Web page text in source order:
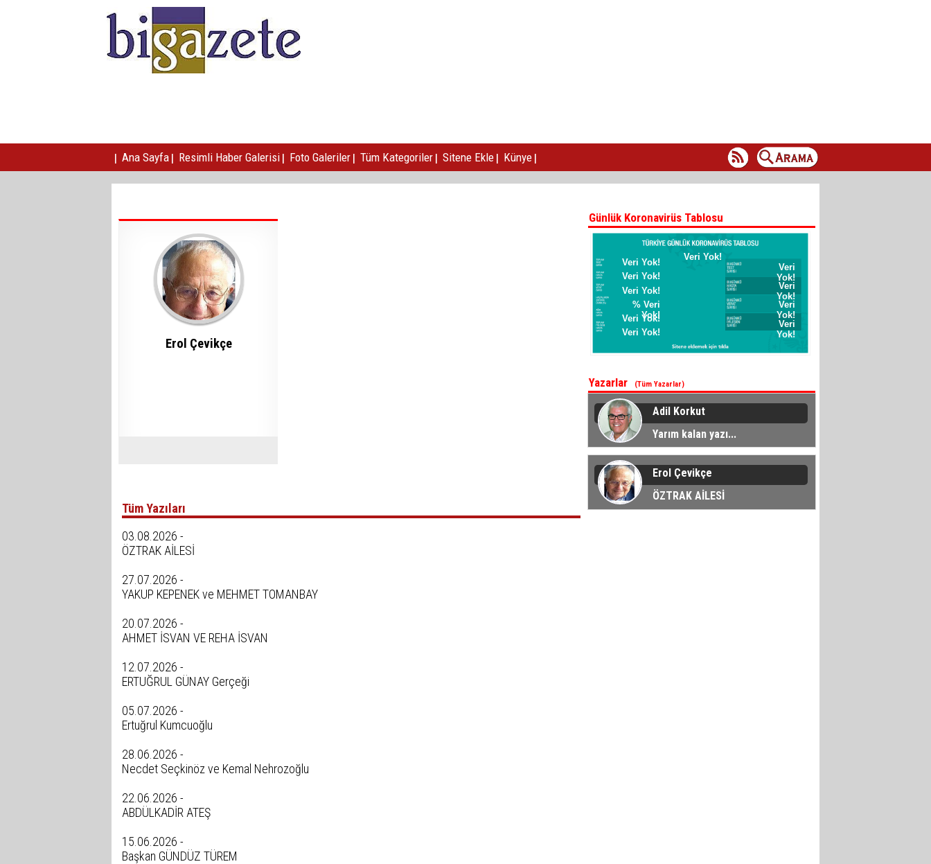
| Ana Sayfa | Resimli Haber Galerisi | Foto Galeriler | Tüm Kategoriler | Sitene Ekle | Künye |
Erol Çevikçe
Tüm Yazıları
03.08.2026 -
ÖZTRAK AİLESİ
27.07.2026 -
YAKUP KEPENEK ve MEHMET TOMANBAY
20.07.2026 -
AHMET İSVAN VE REHA İSVAN
12.07.2026 -
ERTUĞRUL GÜNAY Gerçeği
05.07.2026 -
Ertuğrul Kumcuoğlu
28.06.2026 -
Necdet Seçkinöz ve Kemal Nehrozoğlu
22.06.2026 -
ABDÜLKADİR ATEŞ
15.06.2026 -
Başkan GÜNDÜZ TÜREM
Günlük Koronavirüs Tablosu
Yazarlar (Tüm Yazarlar)
Adil Korkut
Yarım kalan yazı...
Erol Çevikçe
ÖZTRAK AİLESİ